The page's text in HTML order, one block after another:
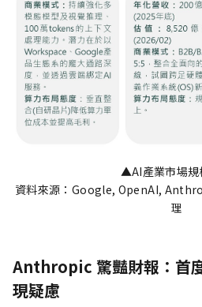
▲AI產業市場規
資料來源：Google, OpenAI,
理
Anthropic 驚豔財報：首
現疑慮